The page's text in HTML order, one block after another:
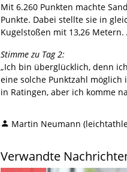
Mit 6.260 Punkten machte
Punkte. Dabei stellte sie in
Kugelstoßen mit 13,26
Stimme zu Tag 2:
„Ich bin überglücklich, denn
eine solche Punktzahl
in Ratingen, aber ich komme
Martin Neumann
Verwandte